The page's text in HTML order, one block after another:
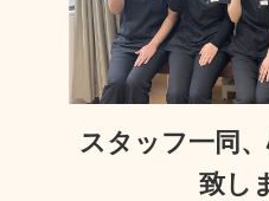
スタッフ一同
致し